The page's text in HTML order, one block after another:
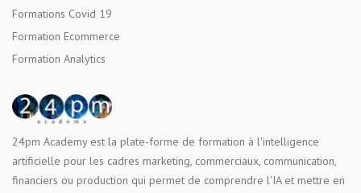
Formations Covid 19
Formation Ecommerce
Formation Analytics
24pm Academy est la plate-forme de formation à l'intelligence
artificielle pour les cadres marketing, commerciaux, communication,
financiers ou production qui permet de comprendre l'IA et mettre en